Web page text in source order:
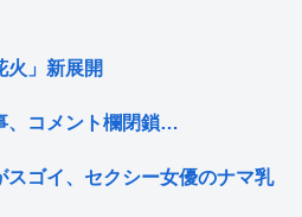
火」新展開
、コメント欄閉鎖…
スゴイ、セクシー女優のナマ乳